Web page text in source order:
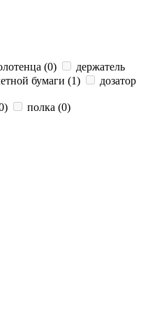
(0)
держатель
бумаги (1)
дозатор
) полка (0)